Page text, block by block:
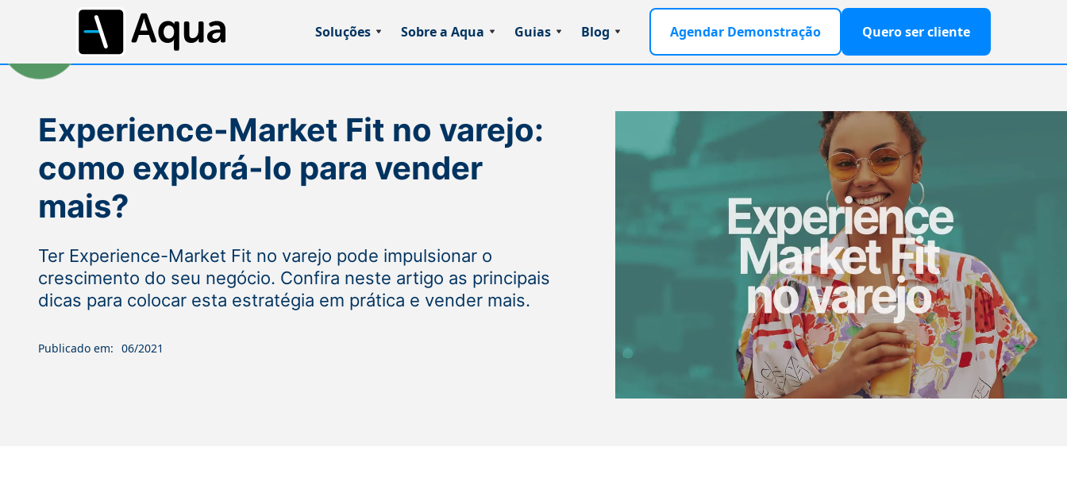
Soluções Sobre a Aqua Guias Blog Agendar Demonstração Quero ser cliente
Experience-Market Fit no varejo:
como explorá-lo para vender
mais?
Ter Experience-Market Fit no varejo pode impulsionar o
crescimento do seu negócio. Confira neste artigo as principais
dicas para colocar esta estratégia em prática e vender mais.
Publicado em: 06/2021